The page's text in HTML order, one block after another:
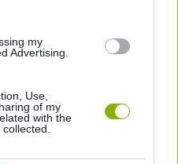
my
Advertising.
Use,
of my
with the